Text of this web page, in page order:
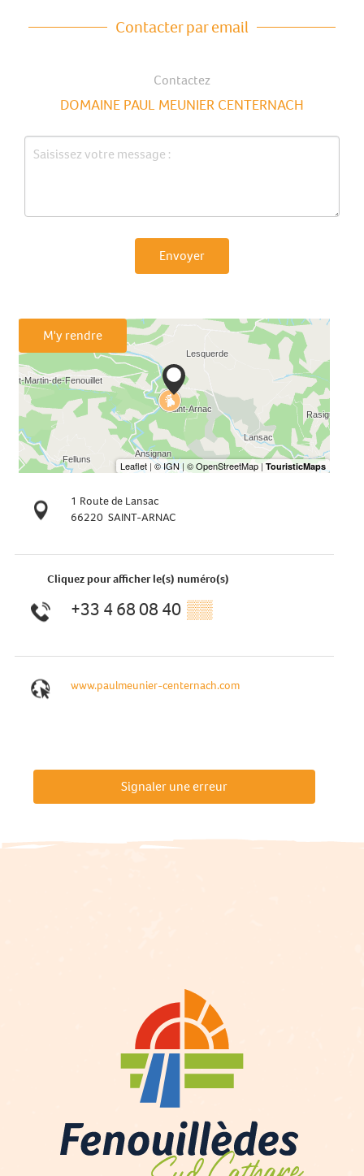
Contacter par email
Contactez
DOMAINE PAUL MEUNIER CENTERNACH
Envoyer
M'y rendre
1 Route de Lansac
66220 SAINT-ARNAC
Cliquez pour afficher le(s) numéro(s)
+33 4 68 08 40 ▒▒
www.paulmeunier-centernach.com
Signaler une erreur